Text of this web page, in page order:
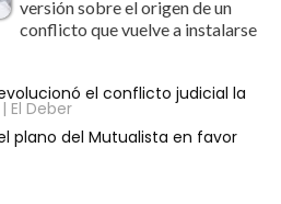
versión sobre el origen de un
conflicto que vuelve a instalarse
el conflicto judicial la
| El Deber
plano del Mutualista en favor